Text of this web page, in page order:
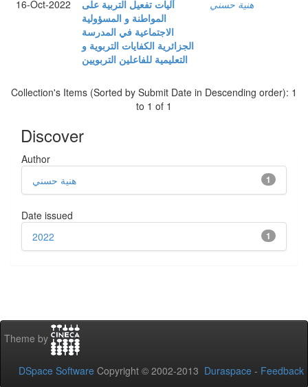
16-Oct-2022
آليات تفعيل التربية على
المواطنة و المسؤولية
الاجتماعية في المدرسة
الجزائرية الكفايات التربوية و
التعليمية للفاعلين التربويين
هنية حسني
Collection's Items (Sorted by Submit Date in Descending order): 1
to 1 of 1
Discover
Author
1 هنية حسني
Date issued
1
2022
Theme by
DSpace Software Copyright © 2002-2013 Duraspace - Feedback